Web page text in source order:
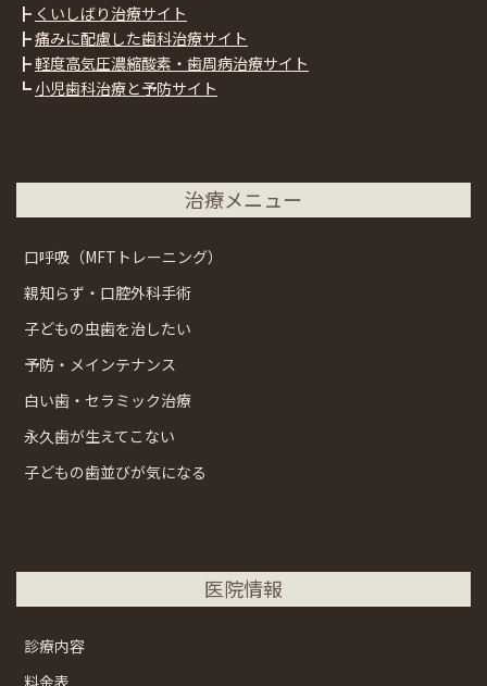
┣ くいしばり治療サイト
┣痛みに配慮した歯科治療サイト
┣軽度高気圧濃縮酸素・歯周病治療サイト
┗ 小児歯科治療と予防サイト
治療メニュー
口呼吸（MFTトレーニング）
親知らず・口腔外科手術
子どもの虫歯を治したい
予防・メインテナンス
白い歯・セラミック治療
永久歯が生えてこない
子どもの歯並びが気になる
医院情報
診療内容
料金表